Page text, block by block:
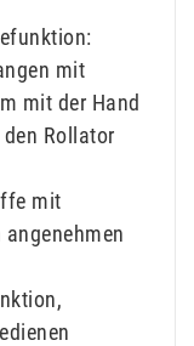
mit
mit der Hand
Rollator
mit